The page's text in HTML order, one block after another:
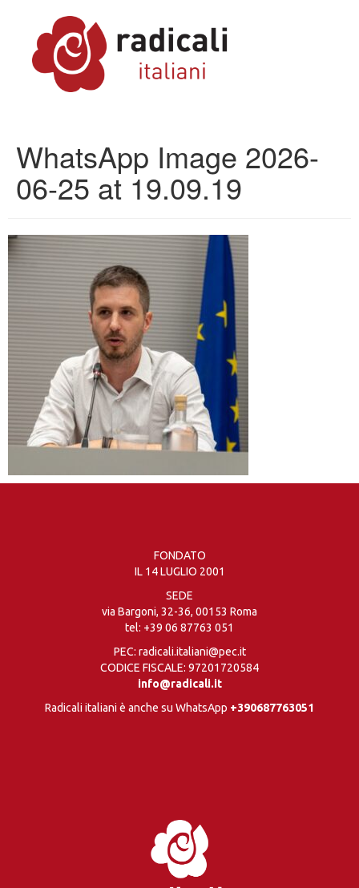
WhatsApp Image 2026-
06-25 at 19.09.19
FONDATO
IL 14 LUGLIO 2001
SEDE
via Bargoni, 32-36, 00153 Roma
tel: +39 06 87763 051
PEC: radicali.italiani@pec.it
CODICE FISCALE: 97201720584
info@radicali.it
Radicali italiani è anche su WhatsApp +390687763051